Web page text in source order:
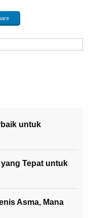
untuk
Tepat untuk
Asma, Mana